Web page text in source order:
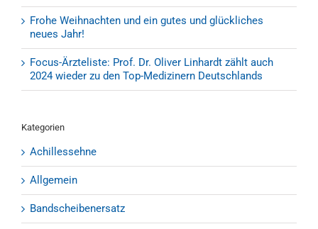
Frohe Weihnachten und ein gutes und glückliches
neues Jahr!
Focus-Ärzteliste: Prof. Dr. Oliver Linhardt zählt auch
2024 wieder zu den Top-Medizinern Deutschlands
Kategorien
Achillessehne
Allgemein
Bandscheibenersatz